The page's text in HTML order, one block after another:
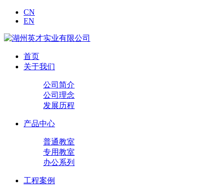
CN
EN
首页
关于我们
公司简介
公司理念
发展历程
产品中心
普通教室
专用教室
办公系列
工程案例